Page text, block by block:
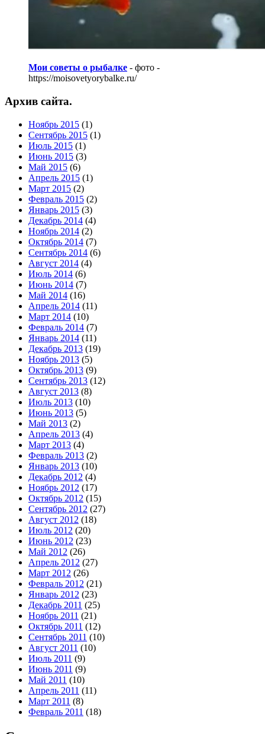
Мои советы о рыбалке - фото -
https://moisovetyorybalke.ru/
Архив сайта.
Ноябрь 2015 (1)
Сентябрь 2015 (1)
Июль 2015 (1)
Июнь 2015 (3)
Май 2015 (6)
Апрель 2015 (1)
Март 2015 (2)
Февраль 2015 (2)
Январь 2015 (3)
Декабрь 2014 (4)
Ноябрь 2014 (2)
Октябрь 2014 (7)
Сентябрь 2014 (6)
Август 2014 (4)
Июль 2014 (6)
Июнь 2014 (7)
Май 2014 (16)
Апрель 2014 (11)
Март 2014 (10)
Февраль 2014 (7)
Январь 2014 (11)
Декабрь 2013 (19)
Ноябрь 2013 (5)
Октябрь 2013 (9)
Сентябрь 2013 (12)
Август 2013 (8)
Июль 2013 (10)
Июнь 2013 (5)
Май 2013 (2)
Апрель 2013 (4)
Март 2013 (4)
Февраль 2013 (2)
Январь 2013 (10)
Декабрь 2012 (4)
Ноябрь 2012 (17)
Октябрь 2012 (15)
Сентябрь 2012 (27)
Август 2012 (18)
Июль 2012 (20)
Июнь 2012 (23)
Май 2012 (26)
Апрель 2012 (27)
Март 2012 (26)
Февраль 2012 (21)
Январь 2012 (23)
Декабрь 2011 (25)
Ноябрь 2011 (21)
Октябрь 2011 (12)
Сентябрь 2011 (10)
Август 2011 (10)
Июль 2011 (9)
Июнь 2011 (9)
Май 2011 (10)
Апрель 2011 (11)
Март 2011 (8)
Февраль 2011 (18)